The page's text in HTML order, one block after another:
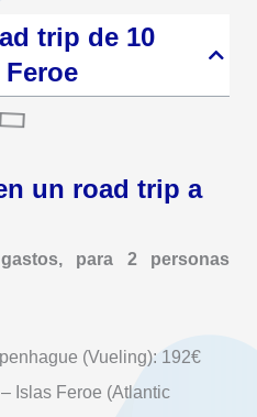
trip de 10
un road trip a
para 2 personas
(Vueling): 192€
Islas Feroe (Atlantic